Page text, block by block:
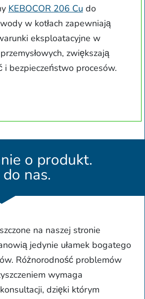
KEBOCOR 206 Cu do
w kotłach zapewniają
eksploatacyjne w
zwiększają
i bezpieczeństwo procesów.
o produkt.
nas.
na naszej stronie
jedynie ułamek bogatego
Różnorodność problemów
wymaga
dzięki którym